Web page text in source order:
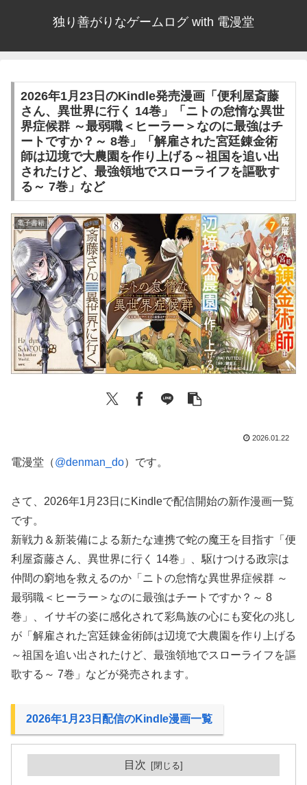
独り善がりなゲームログ with 電漫堂
2026年1月23日のKindle発売漫画「便利屋斎藤
さん、異世界に行く 14巻」「ニトの怠惰な異世
界症候群 ～最弱職＜ヒーラー＞なのに最強はチ
ートですか？～ 8巻」「解雇された宮廷錬金術
師は辺境で大農園を作り上げる～祖国を追い出
されたけど、最強領地でスローライフを謳歌す
る～ 7巻」など
電子書籍
2026.01.22
電漫堂（@denman_do）です。
さて、2026年1月23日にKindleで配信開始の新作漫画一覧
です。
新戦力＆新装備による新たな連携で蛇の魔王を目指す「便
利屋斎藤さん、異世界に行く 14巻」、駆けつける政宗は
仲間の窮地を救えるのか「ニトの怠惰な異世界症候群 ～
最弱職＜ヒーラー＞なのに最強はチートですか？～ 8
巻」、イサギの姿に感化されて彩鳥族の心にも変化の兆し
が「解雇された宮廷錬金術師は辺境で大農園を作り上げる
～祖国を追い出されたけど、最強領地でスローライフを謳
歌する～ 7巻」などが発売されます。
2026年1月23日配信のKindle漫画一覧
目次